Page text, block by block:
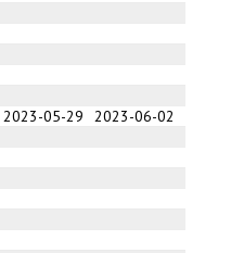
2023-05-29
2023-06-02